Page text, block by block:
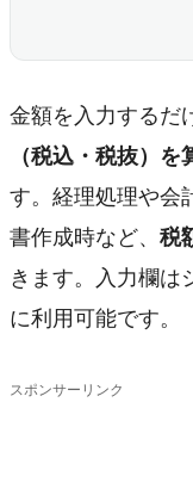
金額を入力するだ
（税込・税抜）を
す。経理処理や会
書作成時など、 税
きます。入力欄は
に利用可能です。
スポンサーリンク